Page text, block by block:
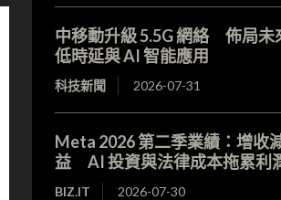
中移動升級 5.5G 網絡 佈局未
低時延與 AI 智能應用
科技新聞 2026-07-31
Meta 2026 第二季業績：增收
益 AI 投資與法律成本拖累利
BIZ.IT 2026-07-30